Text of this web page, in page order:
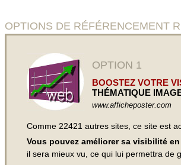
OPTIONS DE RÉFÉRENCEMENT
OPTION 1
BOOSTEZ VOTRE
THÉMATIQUE
www.afficheposter.com
Comme 22421 autres sites, ce site est
Vous pouvez améliorer sa visibilité
il sera mieux vu, ce qui lui permettra de